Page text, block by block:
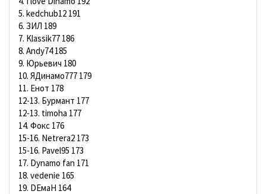
5. kedchub12 191
6. ЗИЛ 189
7. Klassik77 186
8. Andy74 185
9. Юрьевич 180
10. ЯДинамо777 179
11. Енот 178
12-13. Бурмант 177
12-13. timoha 177
14. Фокс 176
15-16. Netrera2 173
15-16. Pavel95 173
17. Dynamo fan 171
18. vedenie 165
19. DЕмаН 164